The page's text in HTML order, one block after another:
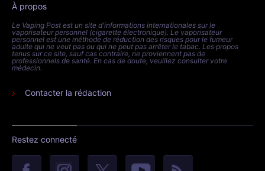
À propos
Le Vaping Post est un site d'informations internationales sur le
vaporisateur personnel (cigarette électronique). Le vaporisateur
personnel est une méthode de réduction des risques pour le fumeur
adulte qui ne veut pas ou qui ne peut pas arrêter le tabac. Les propos
tenus sur ce site, sauf cas contraire, ne proviennent pas de
professionnels de santé. En cas de doute, veuillez consulter votre
médecin.
Contacter la rédaction
Restez connecté